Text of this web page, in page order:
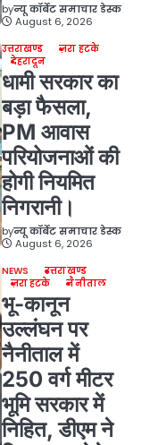
byन्यू कॉर्बेट समाचार डेस्क
August 6, 2026
उत्तराखण्ड
ज़रा हटके
देहरादून
धामी सरकार का
बड़ा फैसला,
PM आवास
परियोजनाओं की
होगी नियमित
निगरानी।
byन्यू कॉर्बेट समाचार डेस्क
August 6, 2026
NEWS
उत्तराखण्ड
ज़रा हटके
नैनीताल
भू-कानून
उल्लंघन पर
नैनीताल में
250 वर्ग मीटर
भूमि सरकार में
निहित, डीएम ने